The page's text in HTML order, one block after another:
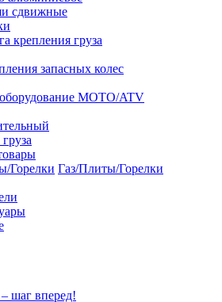
сдвижные
крепления груза
запасных колес
MOTO/ATV
Газ/Плиты/Горелки